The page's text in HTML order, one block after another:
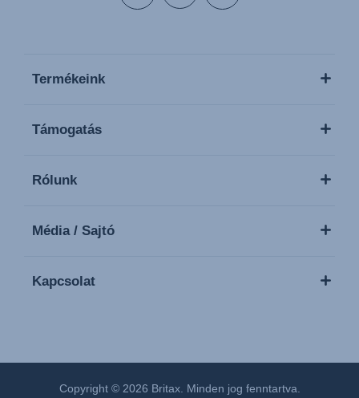
Termékeink
Támogatás
Rólunk
Média / Sajtó
Kapcsolat
Copyright © 2026 Britax. Minden jog fenntartva.